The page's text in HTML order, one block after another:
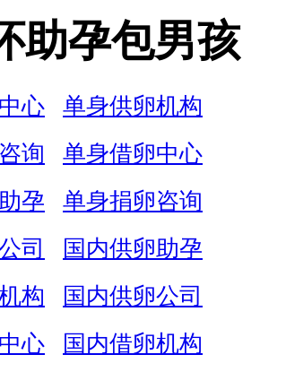
助孕包男孩
心
单身供卵机构
询
单身借卵中心
孕
单身捐卵咨询
司
国内供卵助孕
构
国内供卵公司
心
国内借卵机构